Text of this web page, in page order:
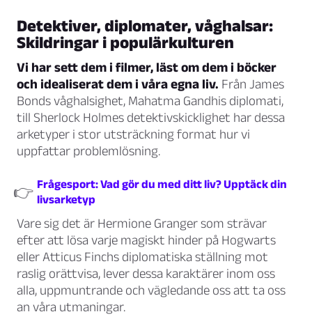
Detektiver, diplomater, våghalsar:
Skildringar i populärkulturen
Vi har sett dem i filmer, läst om dem i böcker
och idealiserat dem i våra egna liv. Från James
Bonds våghalsighet, Mahatma Gandhis diplomati,
till Sherlock Holmes detektivskicklighet har dessa
arketyper i stor utsträckning format hur vi
uppfattar problemlösning.
👉 Frågesport: Vad gör du med ditt liv? Upptäck din
livsarketyp
Vare sig det är Hermione Granger som strävar
efter att lösa varje magiskt hinder på Hogwarts
eller Atticus Finchs diplomatiska ställning mot
raslig orättvisa, lever dessa karaktärer inom oss
alla, uppmuntrande och vägledande oss att ta oss
an våra utmaningar.